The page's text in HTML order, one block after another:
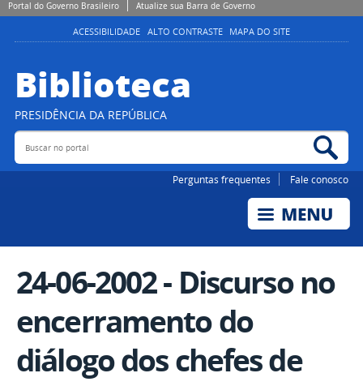
Portal do Governo Brasileiro Atualize sua Barra de Governo
ACESSIBILIDADE ALTO CONTRASTE MAPA DO SITE
Biblioteca
PRESIDÊNCIA DA REPÚBLICA
Buscar no portal
Perguntas frequentes Fale conosco
24-06-2002 - Discurso no
encerramento do
diálogo dos chefes de